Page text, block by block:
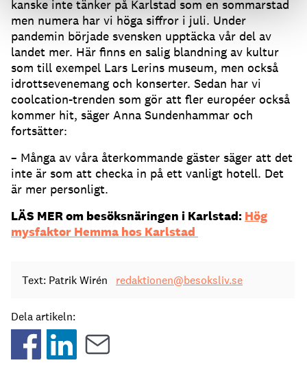
kanske inte tänker på Karlstad som en sommarstad
men numera har vi höga siffror i juli. Under
pandemin började svensken upptäcka vår del av
landet mer. Här finns en salig blandning av kultur
som till exempel Lars Lerins museum, men också
idrottsevenemang och konserter. Sedan har vi
coolcation-trenden som gör att fler européer också
kommer hit, säger Anna Sundenhammar och
fortsätter:
– Många av våra återkommande gäster säger att det
inte är som att checka in på ett vanligt hotell. Det
är mer personligt.
LÄS MER om besöksnäringen i Karlstad: Hög
mysfaktor Hemma hos Karlstad
Text: Patrik Wirén redaktionen@besoksliv.se
Dela artikeln: